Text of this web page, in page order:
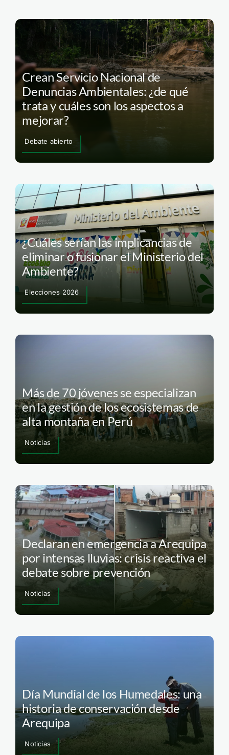
Crean Servicio Nacional de
Denuncias Ambientales: ¿de qué
trata y cuáles son los aspectos a
mejorar?
Debate abierto
¿Cuáles serían las implicancias de
eliminar o fusionar el Ministerio del
Ambiente?
Elecciones 2026
Más de 70 jóvenes se especializan
en la gestión de los ecosistemas de
alta montaña en Perú
Noticias
Declaran en emergencia a Arequipa
por intensas lluvias: crisis reactiva el
debate sobre prevención
Noticias
Día Mundial de los Humedales: una
historia de conservación desde
Arequipa
Noticias